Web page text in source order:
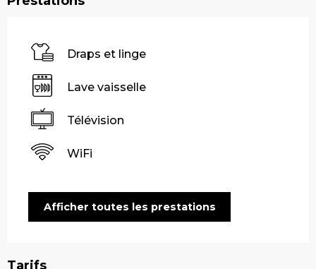
Draps et linge
Lave vaisselle
Télévision
WiFi
Afficher toutes les prestations
Tarifs